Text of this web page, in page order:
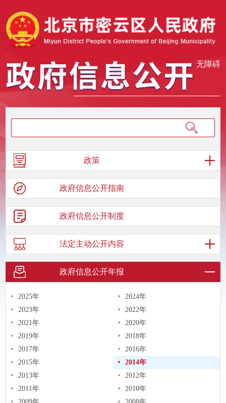
无障碍
政策
政府信息公开指南
政府信息公开制度
法定主动公开内容
政府信息公开年报
2025年
2024年
2023年
2022年
2021年
2020年
2019年
2018年
2017年
2016年
2015年
2014年
2013年
2012年
2011年
2010年